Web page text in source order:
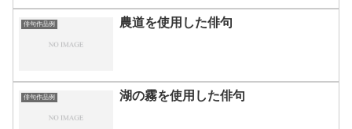
俳句作品例 農道を使用した俳句
俳句作品例 湖の霧を使用した俳句